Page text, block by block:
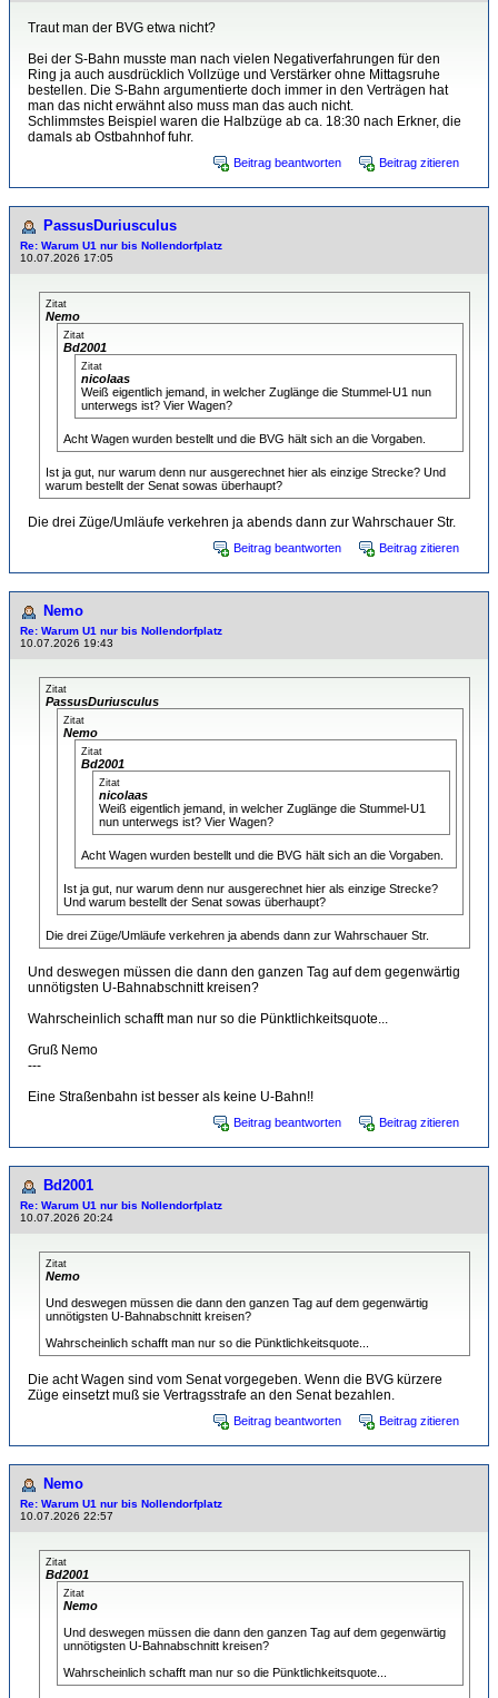
Traut man der BVG etwa nicht?
Bei der S-Bahn musste man nach vielen Negativerfahrungen für den
Ring ja auch ausdrücklich Vollzüge und Verstärker ohne Mittagsruhe
bestellen. Die S-Bahn argumentierte doch immer in den Verträgen hat
man das nicht erwähnt also muss man das auch nicht.
Schlimmstes Beispiel waren die Halbzüge ab ca. 18:30 nach Erkner, die
damals ab Ostbahnhof fuhr.
Beitrag beantworten Beitrag zitieren
PassusDuriusculus
Re: Warum U1 nur bis Nollendorfplatz
10.07.2026 17:05
Zitat
Nemo
Zitat
Bd2001
Zitat
nicolaas
Weiß eigentlich jemand, in welcher Zuglänge die Stummel-U1 nun
unterwegs ist? Vier Wagen?
Acht Wagen wurden bestellt und die BVG hält sich an die Vorgaben.
Ist ja gut, nur warum denn nur ausgerechnet hier als einzige Strecke? Und
warum bestellt der Senat sowas überhaupt?
Die drei Züge/Umläufe verkehren ja abends dann zur Wahrschauer Str.
Beitrag beantworten Beitrag zitieren
Nemo
Re: Warum U1 nur bis Nollendorfplatz
10.07.2026 19:43
Zitat
PassusDuriusculus
Zitat
Nemo
Zitat
Bd2001
Zitat
nicolaas
Weiß eigentlich jemand, in welcher Zuglänge die Stummel-U1
nun unterwegs ist? Vier Wagen?
Acht Wagen wurden bestellt und die BVG hält sich an die Vorgaben.
Ist ja gut, nur warum denn nur ausgerechnet hier als einzige Strecke?
Und warum bestellt der Senat sowas überhaupt?
Die drei Züge/Umläufe verkehren ja abends dann zur Wahrschauer Str.
Und deswegen müssen die dann den ganzen Tag auf dem gegenwärtig
unnötigsten U-Bahnabschnitt kreisen?
Wahrscheinlich schafft man nur so die Pünktlichkeitsquote...
Gruß Nemo
---
Eine Straßenbahn ist besser als keine U-Bahn!!
Beitrag beantworten Beitrag zitieren
Bd2001
Re: Warum U1 nur bis Nollendorfplatz
10.07.2026 20:24
Zitat
Nemo
Und deswegen müssen die dann den ganzen Tag auf dem gegenwärtig
unnötigsten U-Bahnabschnitt kreisen?
Wahrscheinlich schafft man nur so die Pünktlichkeitsquote...
Die acht Wagen sind vom Senat vorgegeben. Wenn die BVG kürzere
Züge einsetzt muß sie Vertragsstrafe an den Senat bezahlen.
Beitrag beantworten Beitrag zitieren
Nemo
Re: Warum U1 nur bis Nollendorfplatz
10.07.2026 22:57
Zitat
Bd2001
Zitat
Nemo
Und deswegen müssen die dann den ganzen Tag auf dem gegenwärtig
unnötigsten U-Bahnabschnitt kreisen?
Wahrscheinlich schafft man nur so die Pünktlichkeitsquote...